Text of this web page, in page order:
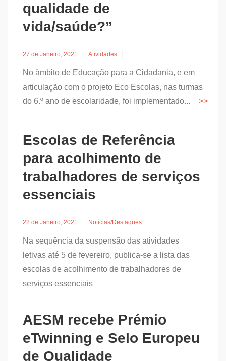
qualidade de
vida/saúde?”
27 de Janeiro, 2021 Atividades
No âmbito de Educação para a Cidadania, e em
articulação com o projeto Eco Escolas, nas turmas
do 6.º ano de escolaridade, foi implementado...
Escolas de Referência
para acolhimento de
trabalhadores de serviços
essenciais
22 de Janeiro, 2021 Notícias/Destaques
Na sequência da suspensão das atividades
letivas até 5 de fevereiro, publica-se a lista das
escolas de acolhimento de trabalhadores de
serviços essenciais
AESM recebe Prémio
eTwinning e Selo Europeu
de Qualidade